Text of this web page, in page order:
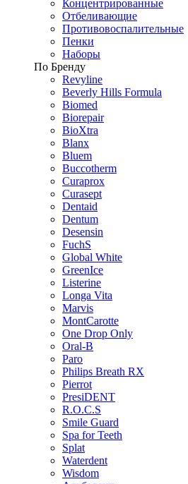
Концентрированные
Отбеливающие
Противовоспалительные
Пенки
Наборы
По Бренду
Revyline
Beverly Hills Formula
Biomed
Biorepair
BioXtra
Blanx
Bluem
Buccotherm
Curaprox
Curasept
Dentaid
Dentum
Desensin
FuchS
Global White
GreenIce
Listerine
Longa Vita
Marvis
MontCarotte
One Drop Only
Oral-B
Paro
Philips Breath RX
Pierrot
PresiDENT
R.O.C.S
Smile Guard
Spa for Teeth
Splat
Waterdent
Wisdom